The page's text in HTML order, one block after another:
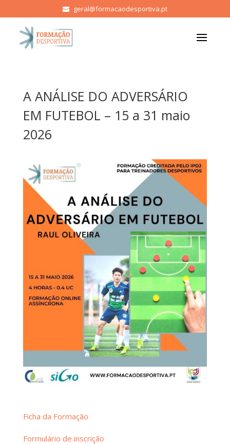
geral@formacaodesportiva.pt
A ANÁLISE DO ADVERSÁRIO
EM FUTEBOL – 15 a 31 maio
2026
Ficha da Formação
Formulário de inscrição